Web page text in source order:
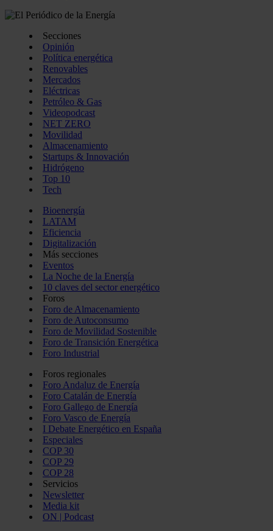
Secciones
Opinión
Política energética
Renovables
Mercados
Eléctricas
Petróleo & Gas
Videopodcast
NET ZERO
Movilidad
Almacenamiento
Startups & Innovación
Hidrógeno
Top 10
Tech
Bioenergía
LATAM
Eficiencia
Digitalización
Más secciones
Eventos
La Noche de la Energía
10 claves del sector energético
Foros
Foro de Almacenamiento
Foro de Autoconsumo
Foro de Movilidad Sostenible
Foro de Transición Energética
Foro Industrial
Foros regionales
Foro Andaluz de Energía
Foro Catalán de Energía
Foro Gallego de Energía
Foro Vasco de Energía
I Debate Energético en España
Especiales
COP 30
COP 29
COP 28
Servicios
Newsletter
Media kit
ON | Podcast